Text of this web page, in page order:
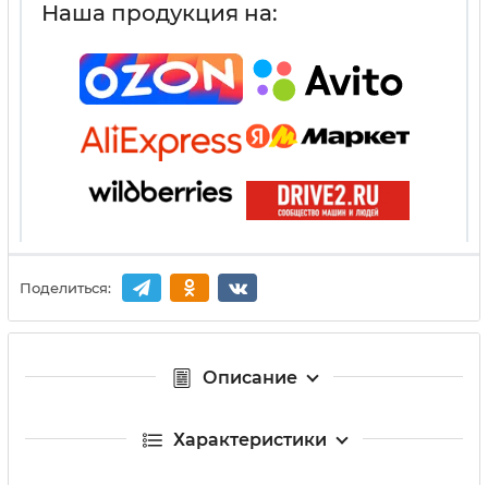
Наша продукция на:
Поделиться:
Описание
Характеристики